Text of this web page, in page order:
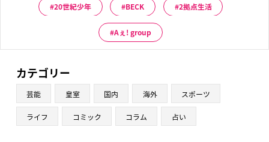
20世紀少年 BECK 2拠点生活
Aぇ! group
カテゴリー
芸能 皇室 国内 海外 スポーツ
ライフ コミック コラム 占い